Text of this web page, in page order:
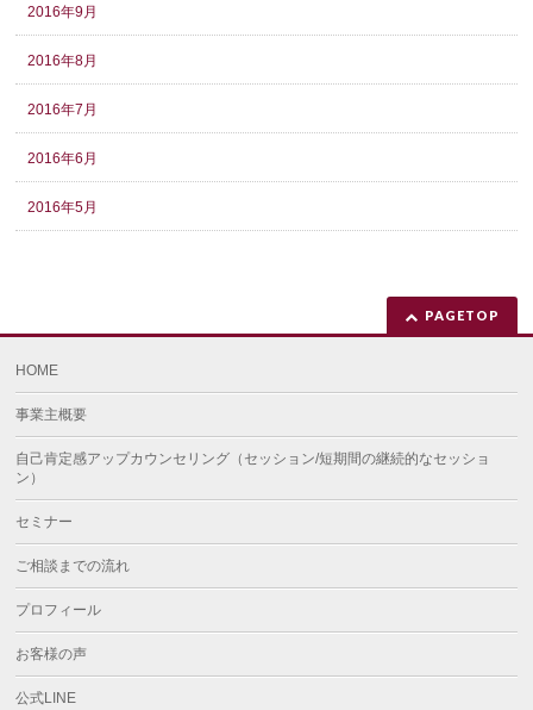
2016年9月
2016年8月
2016年7月
2016年6月
2016年5月
PAGETOP
HOME
事業主概要
自己肯定感アップカウンセリング（セッション/短期間の継続的なセッショ
ン）
セミナー
ご相談までの流れ
プロフィール
お客様の声
公式LINE